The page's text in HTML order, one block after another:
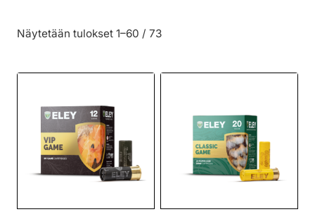
Näytetään tulokset 1–60 / 73